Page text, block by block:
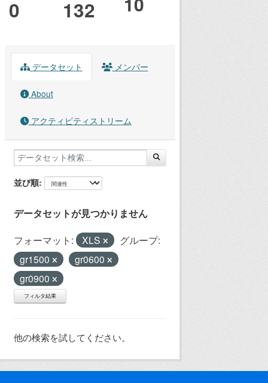
0 132
データセット メンバー
About
アクティビティストリーム
並び順
データセットが見つかりません
フォーマット: XLS
グループ:
gr1500
gr0600
gr0900
フィルタ結果
他の検索を試してください。